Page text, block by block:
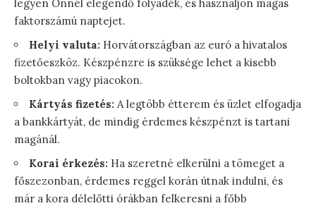
legyen Önnél elegendő folyadék, és használjon magas
faktorszámú naptejet.
Helyi valuta: Horvátországban az euró a hivatalos
fizetőeszköz. Készpénzre is szüksége lehet a kisebb
boltokban vagy piacokon.
Kártyás fizetés: A legtöbb étterem és üzlet elfogadja
a bankkártyát, de mindig érdemes készpénzt is tartani
magánál.
Korai érkezés: Ha szeretné elkerülni a tömeget a
főszezonban, érdemes reggel korán útnak indulni, és
már a kora délelőtti órákban felkeresni a főbb